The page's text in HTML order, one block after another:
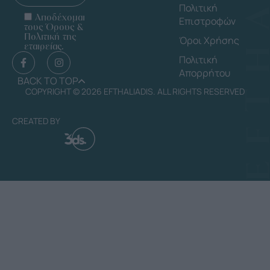
Αποδέχομαι
τους Όρους &
Πολιτική της
εταιρείας.
BACK TO TOP
Πολιτική
Επιστροφών
Όροι Χρήσης
Πολιτική
Απορρήτου
COPYRIGHT © 2026 EFTHALIADIS. ALL RIGHTS RESERVED
CREATED BY